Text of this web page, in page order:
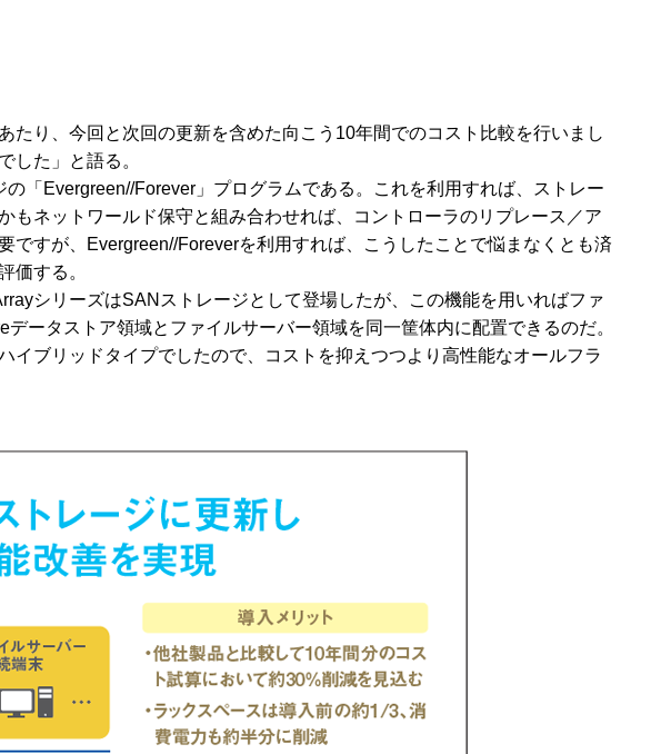
り、今回と次回の更新を含めた向こう10年間でのコスト比較を行いまし
した」と語る。
「Evergreen//Forever」プログラムである。これを利用すれば、ストレー
ネットワールド保守と組み合わせれば、コントローラのリプレース／ア
すが、Evergreen//Foreverを利用すれば、こうしたことで悩まなくとも済
評価する。
シリーズはSANストレージとして登場したが、この機能を用いればファ
ータストア領域とファイルサーバー領域を同一筐体内に配置できるのだ。
イブリッドタイプでしたので、コストを抑えつつより高性能なオールフラ